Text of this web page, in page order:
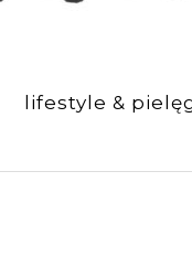
lifestyle &